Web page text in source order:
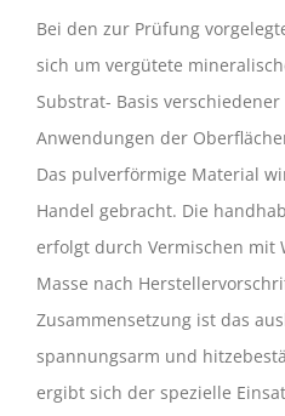
Bei den zur Prüfung
sich um vergütete
Substrat- Basis
Anwendungen der
Das pulverförmige Material
Handel gebracht. Die
erfolgt durch Vermischen mit
Masse nach
Zusammensetzung ist das
spannungsarm und
ergibt sich der spezielle